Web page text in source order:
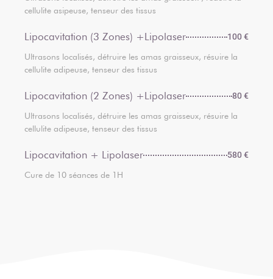
cellulite asipeuse, tenseur des tissus
Lipocavitation (3 Zones) +Lipolaser 100 €
Ultrasons localisés, détruire les amas graisseux, résuire la
cellulite adipeuse, tenseur des tissus
Lipocavitation (2 Zones) +Lipolaser 80 €
Ultrasons localisés, détruire les amas graisseux, résuire la
cellulite adipeuse, tenseur des tissus
Lipocavitation + Lipolaser 580 €
Cure de 10 séances de 1H